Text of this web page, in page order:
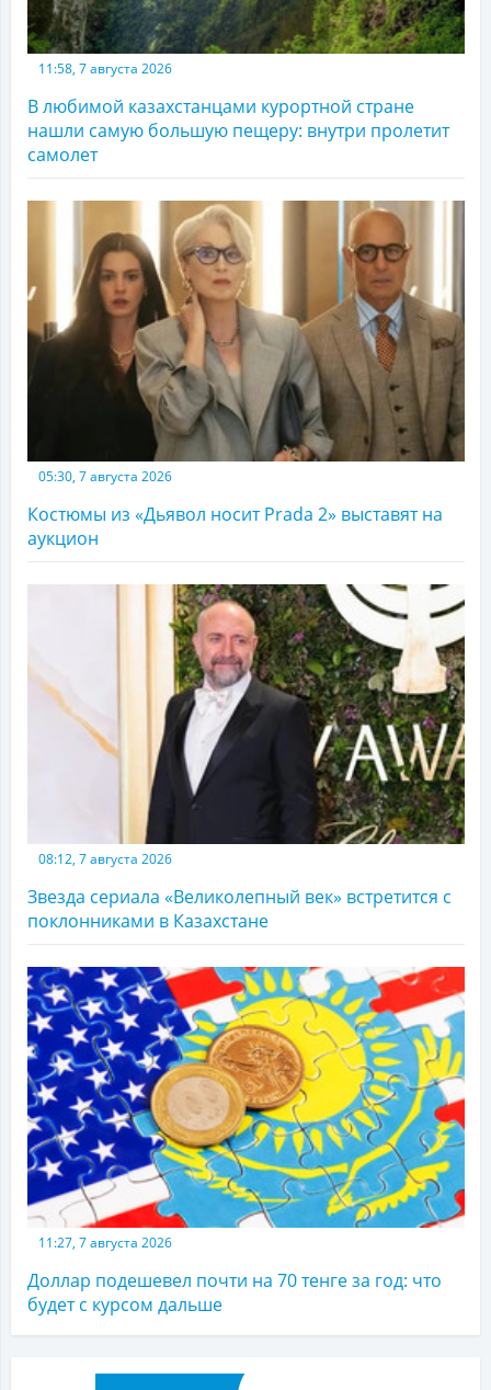
11:58, 7 августа 2026
В любимой казахстанцами курортной стране
нашли самую большую пещеру: внутри пролетит
самолет
05:30, 7 августа 2026
Костюмы из «Дьявол носит Prada 2» выставят на
аукцион
08:12, 7 августа 2026
Звезда сериала «Великолепный век» встретится с
поклонниками в Казахстане
11:27, 7 августа 2026
Доллар подешевел почти на 70 тенге за год: что
будет с курсом дальше